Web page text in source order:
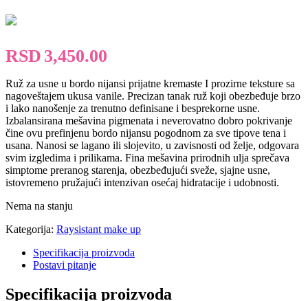
RSD 3,450.00
Ruž za usne u bordo nijansi prijatne kremaste I prozirne teksture sa
nagoveštajem ukusa vanile. Precizan tanak ruž koji obezbeđuje brzo
i lako nanošenje za trenutno definisane i besprekorne usne.
Izbalansirana mešavina pigmenata i neverovatno dobro pokrivanje
čine ovu prefinjenu bordo nijansu pogodnom za sve tipove tena i
usana. Nanosi se lagano ili slojevito, u zavisnosti od želje, odgovara
svim izgledima i prilikama. Fina mešavina prirodnih ulja sprečava
simptome preranog starenja, obezbeđujući sveže, sjajne usne,
istovremeno pružajući intenzivan osećaj hidratacije i udobnosti.
Nema na stanju
Kategorija: Raysistant make up
Specifikacija proizvoda
Postavi pitanje
Specifikacija proizvoda